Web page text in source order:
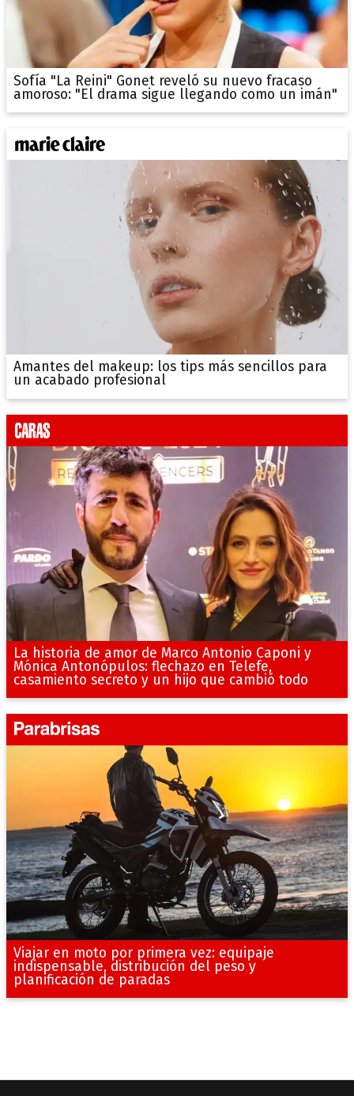
Sofía "La Reini" Gonet reveló su nuevo fracaso
amoroso: "El drama sigue llegando como un imán"
Amantes del makeup: los tips más sencillos para
un acabado profesional
La historia de amor de Marco Antonio Caponi y
Mónica Antonópulos: flechazo en Telefe,
casamiento secreto y un hijo que cambió todo
Viajar en moto por primera vez: equipaje
indispensable, distribución del peso y
planificación de paradas